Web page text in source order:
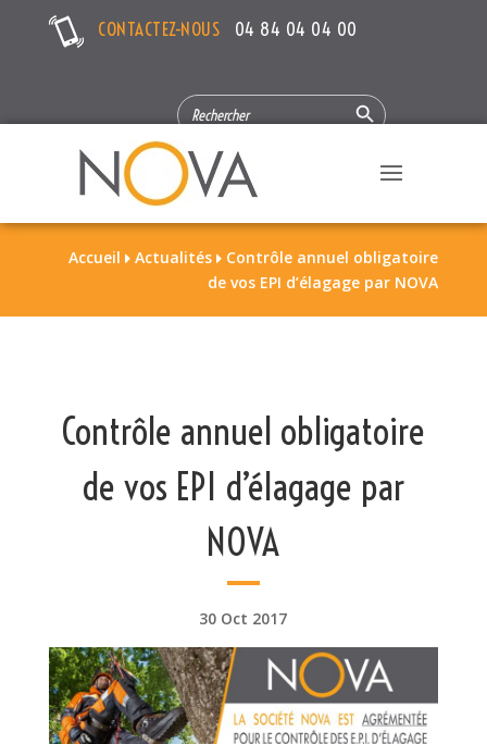
CONTACTEZ-NOUS 04 84 04 04 00
SEARCH
FOR:
Search Button
Accueil  Actualités  Contrôle annuel obligatoire
de vos EPI d’élagage par NOVA
Contrôle annuel obligatoire
de vos EPI d’élagage par
NOVA
30 Oct 2017